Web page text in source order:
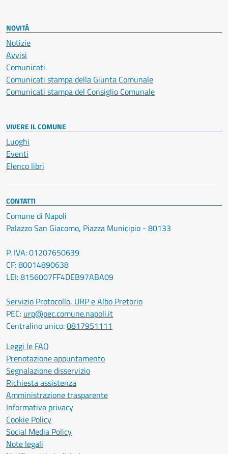
NOVITÀ
Notizie
Avvisi
Comunicati
Comunicati stampa della Giunta Comunale
Comunicati stampa del Consiglio Comunale
VIVERE IL COMUNE
Luoghi
Eventi
Elenco libri
CONTATTI
Comune di Napoli
Palazzo San Giacomo, Piazza Municipio - 80133
P. IVA: 01207650639
CF: 80014890638
LEI: 8156007FF4DEB97ABA09
Servizio Protocollo, URP e Albo Pretorio
PEC: urp@pec.comune.napoli.it
Centralino unico:0817951111
Leggi le FAQ
Prenotazione appuntamento
Segnalazione disservizio
Richiesta assistenza
Amministrazione trasparente
Informativa privacy
Cookie Policy
Social Media Policy
Note legali